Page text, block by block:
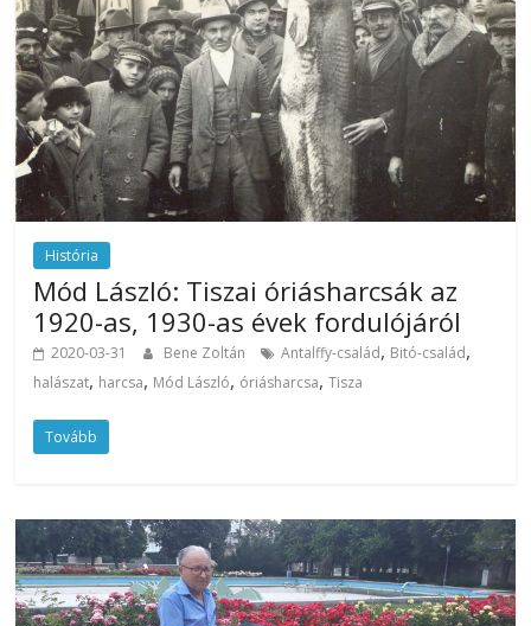
História
Mód László: Tiszai óriásharcsák az
1920-as, 1930-as évek fordulójáról
2020-03-31 Bene Zoltán Antalffy-család, Bitó-család,
halászat, harcsa, Mód László, óriásharcsa,Tisza
Tovább